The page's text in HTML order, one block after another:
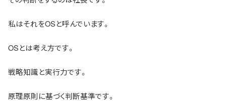
私はそれをOSと呼んでいます。
OSとは考え方です。
戦略知識と実行力です。
原理原則に基づく判断基準です。